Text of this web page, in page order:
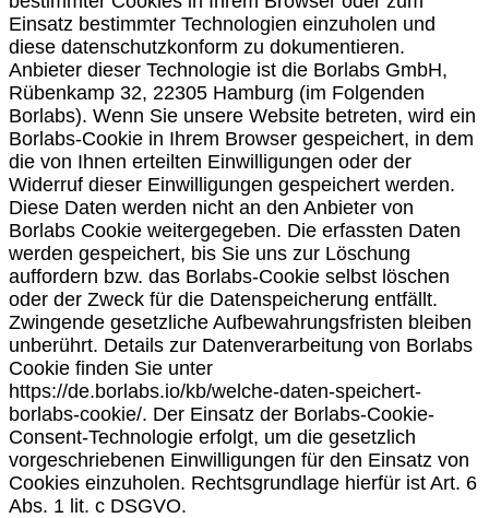
Einsatz bestimmter Technologien einzuholen und
diese datenschutzkonform zu dokumentieren.
Anbieter dieser Technologie ist die Borlabs GmbH,
Rübenkamp 32, 22305 Hamburg (im Folgenden
Borlabs). Wenn Sie unsere Website betreten, wird ein
Borlabs-Cookie in Ihrem Browser gespeichert, in dem
die von Ihnen erteilten Einwilligungen oder der
Widerruf dieser Einwilligungen gespeichert werden.
Diese Daten werden nicht an den Anbieter von
Borlabs Cookie weitergegeben. Die erfassten Daten
werden gespeichert, bis Sie uns zur Löschung
auffordern bzw. das Borlabs-Cookie selbst löschen
oder der Zweck für die Datenspeicherung entfällt.
Zwingende gesetzliche Aufbewahrungsfristen bleiben
unberührt. Details zur Datenverarbeitung von Borlabs
Cookie finden Sie unter
https://de.borlabs.io/kb/welche-daten-speichert-
borlabs-cookie/. Der Einsatz der Borlabs-Cookie-
Consent-Technologie erfolgt, um die gesetzlich
vorgeschriebenen Einwilligungen für den Einsatz von
Cookies einzuholen. Rechtsgrundlage hierfür ist Art. 6
Abs. 1 lit. c DSGVO.